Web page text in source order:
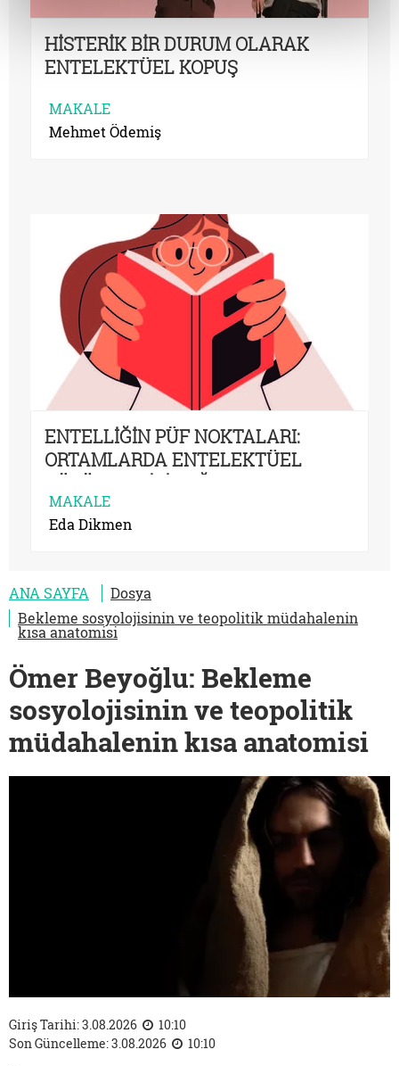
HİSTERİK BİR DURUM OLARAK
ENTELEKTÜEL KOPUŞ
MAKALE
Mehmet Ödemiş
ENTELLİĞİN PÜF NOKTALARI:
ORTAMLARDA ENTELEKTÜEL
GÖRÜNMENİZİ SAĞLAYACAK EN
KLİŞE BİLGİLER
MAKALE
Eda Dikmen
ANA SAYFA
Dosya
Bekleme sosyolojisinin ve teopolitik müdahalenin
kısa anatomisi
Ömer Beyoğlu: Bekleme
sosyolojisinin ve teopolitik
müdahalenin kısa anatomisi
Giriş Tarihi: 3.08.2026
10:10
Son Güncelleme: 3.08.2026
10:10